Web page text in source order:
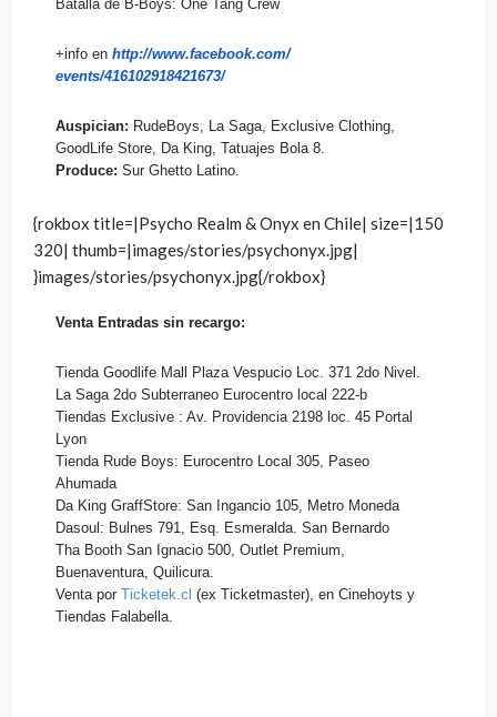
Batalla de B-Boys: One Tang Crew
+info en http://www.facebook.com/
events/416102918421673/
Auspician: RudeBoys, La Saga, Exclusive Clothing,
GoodLife Store, Da King, Tatuajes Bola 8.
Produce: Sur Ghetto Latino.
{rokbox title=|Psycho Realm & Onyx en Chile| size=|150
320| thumb=|images/stories/psychonyx.jpg|
}images/stories/psychonyx.jpg{/rokbox}
Venta Entradas sin recargo:
Tienda Goodlife Mall Plaza Vespucio Loc. 371 2do Nivel.
La Saga 2do Subterraneo Eurocentro local 222-b
Tiendas Exclusive : Av. Providencia 2198 loc. 45 Portal
Lyon
Tienda Rude Boys: Eurocentro Local 305, Paseo
Ahumada
Da King GraffStore: San Ingancio 105, Metro Moneda
Dasoul: Bulnes 791, Esq. Esmeralda. San Bernardo
Tha Booth San Ignacio 500, Outlet Premium,
Buenaventura, Quilicura.
Venta por Ticketek.cl (ex Ticketmaster), en Cinehoyts y
Tiendas Falabella.